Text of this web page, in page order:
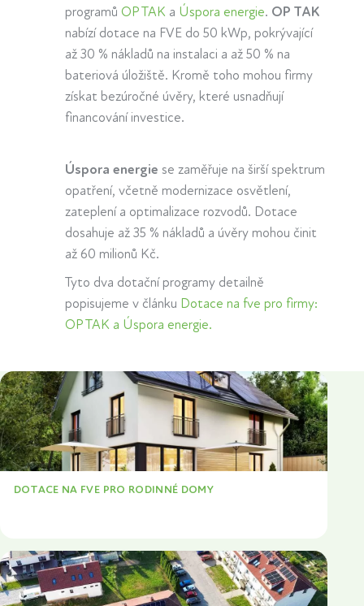
programů OP TAK a Úspora energie. OP TAK
nabízí dotace na FVE do 50 kWp, pokrývající
až 30 % nákladů na instalaci a až 50 % na
bateriová úložiště. Kromě toho mohou firmy
získat bezúročné úvěry, které usnadňují
financování investice.
Úspora energie se zaměřuje na širší spektrum
opatření, včetně modernizace osvětlení,
zateplení a optimalizace rozvodů. Dotace
dosahuje až 35 % nákladů a úvěry mohou činit
až 60 milionů Kč.
Tyto dva dotační programy detailně
popisujeme v článku Dotace na fve pro firmy:
OP TAK a Úspora energie.
VÍCE
DOTACE NA FVE PRO RODINNÉ DOMY